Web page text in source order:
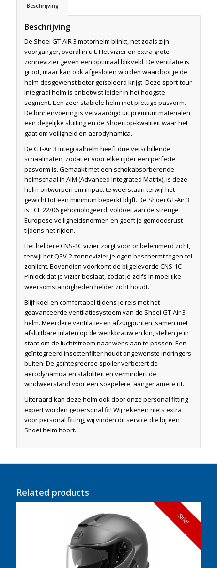
Beschrijving
Beschrijving
De Shoei GT-AIR 3 motorhelm blinkt, net zoals zijn
voorganger, overal in uit. Het vizier en extra grote
zonnevizier geven een optimaal blikveld. De ventilatie is
groot, maar kan ook afgesloten worden waardoor je de
helm desgewenst beter geïsoleerd krijgt. Deze sport-tour
integraal helm is onbetwist leider in het hoogste
segment. Een zeer stabiele helm met prettige pasvorm.
De binnenvoering is vervaardigd uit premium materialen,
een degelijke sluiting en de Shoei top-kwaliteit waar het
gaat om veiligheid en aerodynamica.
De GT-Air 3 integraalhelm heeft drie verschillende
schaalmaten, zodat er voor elke rijder een perfecte
pasvorm is. Gemaakt met een schokabsorberende
helmschaal in AIM (Advanced Integrated Matrix), is deze
helm ontworpen om impact te weerstaan terwijl het
gewicht tot een minimum beperkt blijft. De Shoei GT-Air 3
is ECE 22/06 gehomologeerd, voldoet aan de strenge
Europese veiligheidsnormen en geeft je gemoedsrust
tijdens het rijden.
Het heldere CNS-1C vizier zorgt voor onbelemmerd zicht,
terwijl het QSV-2 zonnevizier je ogen beschermt tegen fel
zonlicht. Bovendien voorkomt de bijgeleverde CNS-1C
Pinlock dat je vizier beslaat, zodat je zelfs in moeilijke
weersomstandigheden helder zicht houdt.
Blijf koel en comfortabel tijdens je reis met het
geavanceerde ventilatiesysteem van de Shoei GT-Air 3
helm. Meerdere ventilatie- en afzuigpunten, samen met
afsluitbare inlaten op de wenkbrauw en kin, stellen je in
staat om de luchtstroom naar wens aan te passen. Een
geïntegreerd insectenfilter houdt ongewenste indringers
buiten. De geïntegreerde spoiler verbetert de
aerodynamica en stabiliteit en vermindert de
windweerstand voor een soepelere, aangenamere rit.
Uiteraard kan deze helm ook door onze personal fitting
expert worden gepersonal fit! Wij rekenen niets extra
voor personal fitting, wij vinden dit service die bij een
Shoei helm hoort.
Related products
Sale!